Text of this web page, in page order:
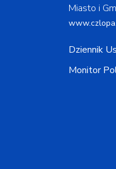
Miasto i
Dziennik
Monitor